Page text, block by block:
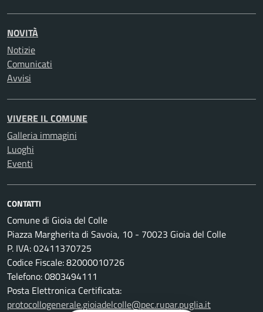
NOVITÀ
Notizie
Comunicati
Avvisi
VIVERE IL COMUNE
Galleria immagini
Luoghi
Eventi
CONTATTI
Comune di Gioia del Colle
Piazza Margherita di Savoia, 10 - 70023 Gioia del Colle
P. IVA: 02411370725
Codice Fiscale: 82000010726
Telefono: 0803494111
Posta Elettronica Certificata:
protocollogenerale.gioiadelcolle@pec.rupar.puglia.it